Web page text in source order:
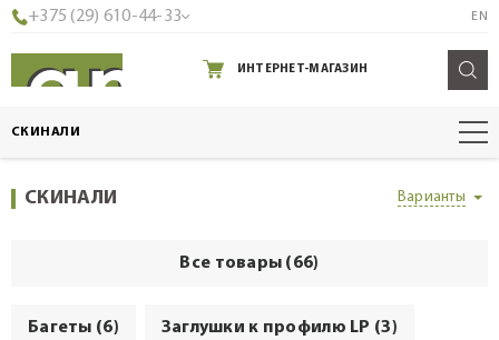
+375 (29) 610-44-33 EN
ИНТЕРНЕТ-МАГАЗИН
СКИНАЛИ
СКИНАЛИ Варианты
Все товары (66)
Багеты (6) Заглушки к профилю LP (3)